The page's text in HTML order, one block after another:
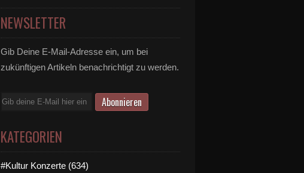
NEWSLETTER
Gib Deine E-Mail-Adresse ein, um bei
zukünftigen Artikeln benachrichtigt zu werden.
E-
KATEGORIEN
#Kultur Konzerte (634)